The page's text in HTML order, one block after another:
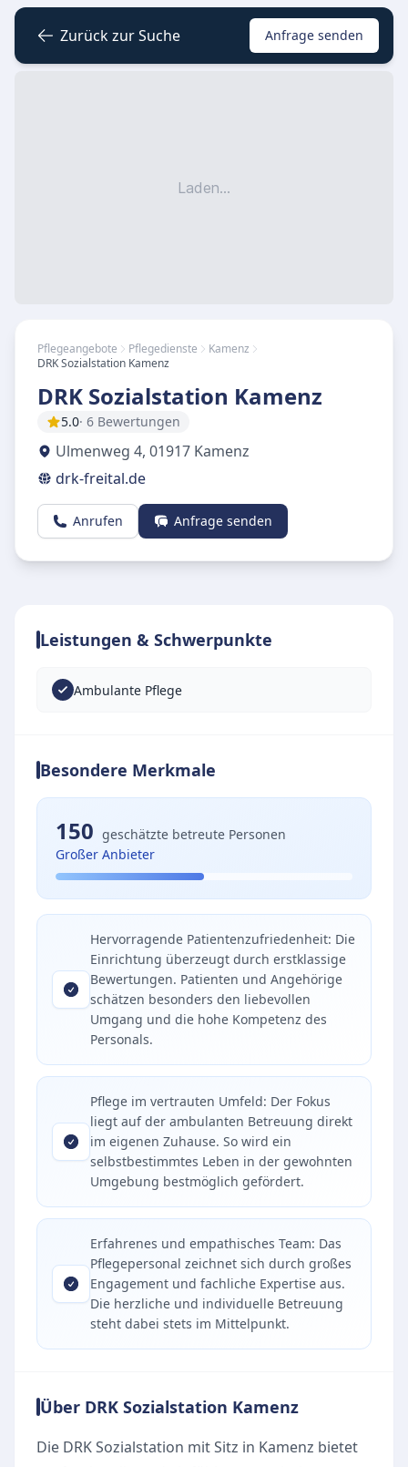
Zurück zur Suche Anfrage senden
Laden...
Pflegeangebote Pflegedienste
Kamenz
DRK Sozialstation Kamenz
DRK Sozialstation Kamenz
5.0· 6 Bewertungen
Ulmenweg 4, 01917 Kamenz
drk-freital.de
Anrufen Anfrage senden
Leistungen & Schwerpunkte
Ambulante Pflege
Besondere Merkmale
150 geschätzte betreute Personen
Großer Anbieter
Hervorragende Patientenzufriedenheit: Die
Einrichtung überzeugt durch erstklassige
Bewertungen. Patienten und Angehörige
schätzen besonders den liebevollen
Umgang und die hohe Kompetenz des
Personals.
Pflege im vertrauten Umfeld: Der Fokus
liegt auf der ambulanten Betreuung direkt
im eigenen Zuhause. So wird ein
selbstbestimmtes Leben in der gewohnten
Umgebung bestmöglich gefördert.
Erfahrenes und empathisches Team: Das
Pflegepersonal zeichnet sich durch großes
Engagement und fachliche Expertise aus.
Die herzliche und individuelle Betreuung
steht dabei stets im Mittelpunkt.
Über DRK Sozialstation Kamenz
Die DRK Sozialstation mit Sitz in Kamenz bietet